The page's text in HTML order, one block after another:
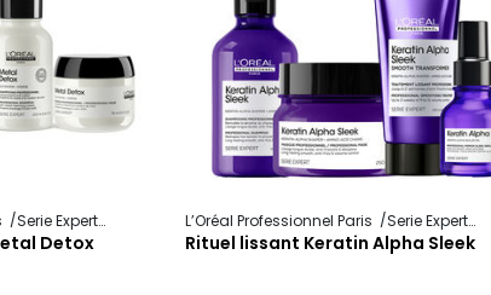
Serie Expert Metal Detox
Detox
L’Oréal Professionnel Paris Serie Expert
Rituel lissant Keratin Alpha Sleek